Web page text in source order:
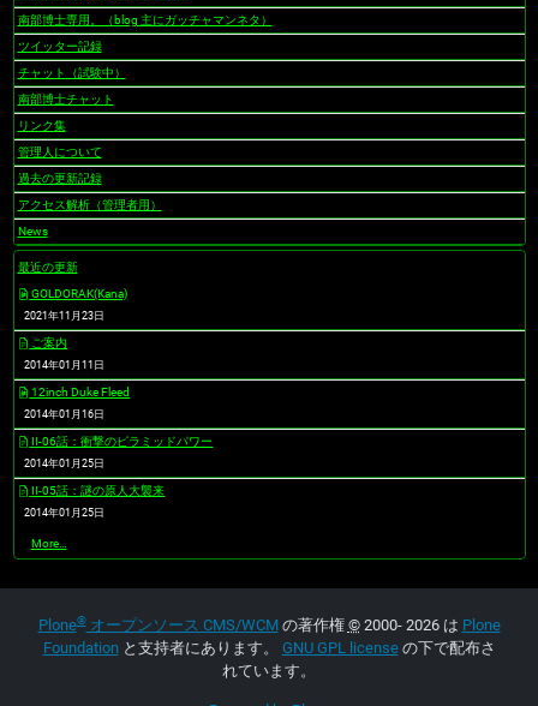
南部博士専用。（blog 主にガッチャマンネタ）
ツイッター記録
チャット（試験中）
南部博士チャット
リンク集
管理人について
過去の更新記録
アクセス解析（管理者用）
News
最近の更新
GOLDORAK(Kana)
2021年11月23日
ご案内
2014年01月11日
12inch Duke Fleed
2014年01月16日
II-06話：衝撃のピラミッドパワー
2014年01月25日
II-05話：謎の原人大襲来
2014年01月25日
最
更
More…
Plone®オープンソース CMS/WCMの著作権 ©2000- 2026 は Plone
Foundationと支持者にあります。 GNU GPL licenseの下で配布さ
れています。